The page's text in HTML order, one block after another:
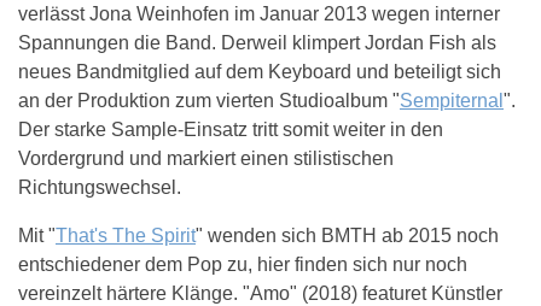
verlässt Jona Weinhofen im Januar 2013 wegen interner
Spannungen die Band. Derweil klimpert Jordan Fish als
neues Bandmitglied auf dem Keyboard und beteiligt sich
an der Produktion zum vierten Studioalbum "Sempiternal ".
Der starke Sample-Einsatz tritt somit weiter in den
Vordergrund und markiert einen stilistischen
Richtungswechsel.
Mit "That's The Spirit" wenden sich BMTH ab 2015 noch
entschiedener dem Pop zu, hier finden sich nur noch
vereinzelt härtere Klänge. "Amo" (2018) featuret Künstler